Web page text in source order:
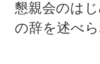
懇親会のは
の辞を述べら